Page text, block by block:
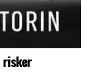
risker